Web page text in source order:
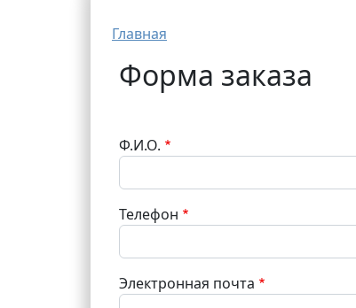
Строка навигации
Главная
Форма заказа
Ф.И.О.
Телефон
Электронная почта